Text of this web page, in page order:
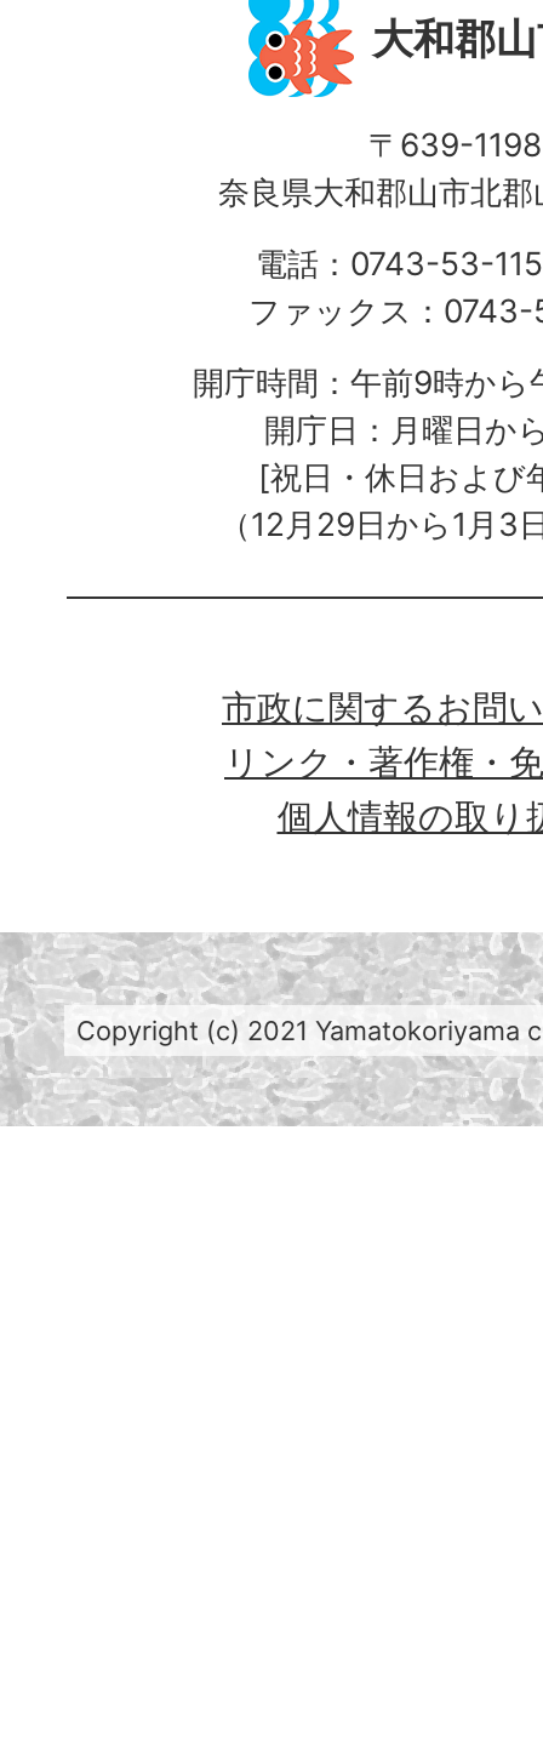
大和郡
〒639-1198
奈良県大和郡山市北
電話：0743-53-
ファックス：
開庁時間：午前9時か
開庁日：月曜日か
[祝日・休日および
（12月29日から1月3
市政に関するお問
リンク・著作権・
個人情報の取り
Copyright (c) 2021 Yamatokoriyama